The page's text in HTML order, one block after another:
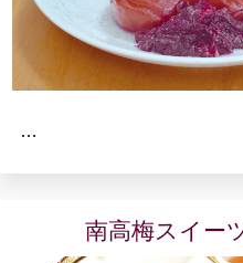
…
南高梅スイー